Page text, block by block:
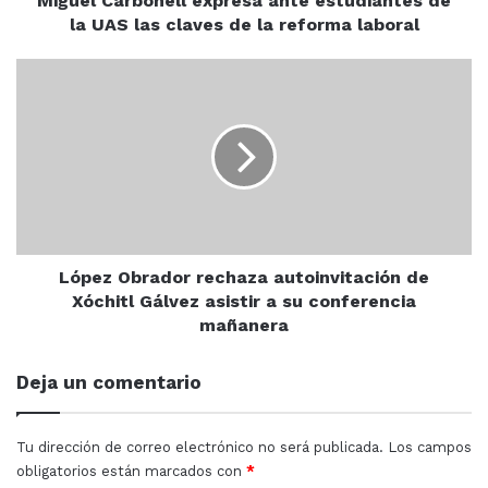
la UAS las claves de la reforma laboral
a
conferencia
López Obrador rechaza autoinvitación de
Xóchitl Gálvez asistir a su conferencia
mañanera
Deja un comentario
Tu dirección de correo electrónico no será publicada. Los campos
obligatorios están marcados con *